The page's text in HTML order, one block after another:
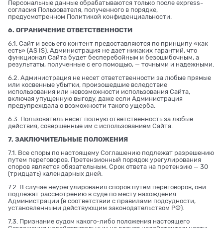
Персональные данные обрабатываются только после express-
согласия Пользователя, полученного в порядке,
предусмотренном Политикой конфиденциальности.
6. ОГРАНИЧЕНИЕ ОТВЕТСТВЕННОСТИ
6.1. Сайт и весь его контент предоставляются по принципу «как
есть» (AS IS). Администрация не дает никаких гарантий, что
функционал Сайта будет бесперебойным и безошибочным, а
результаты, полученные с его помощью, — точными и надежными.
6.2. Администрация не несет ответственности за любые прямые
или косвенные убытки, произошедшие вследствие
использования или невозможности использования Сайта,
включая упущенную выгоду, даже если Администрация
предупреждала о возможности такого ущерба.
6.3. Пользователь несет полную ответственность за любые
действия, совершенные им с использованием Сайта.
7. ЗАКЛЮЧИТЕЛЬНЫЕ ПОЛОЖЕНИЯ
7.1. Все споры по настоящему Соглашению подлежат разрешению
путем переговоров. Претензионный порядок урегулирования
споров является обязательным. Срок ответа на претензию — 30
(тридцать) календарных дней.
7.2. В случае неурегулирования споров путем переговоров, они
подлежат рассмотрению в суде по месту нахождения
Администрации (в соответствии с правилами подсудности,
установленными действующим законодательством РФ).
7.3. Признание судом какого-либо положения настоящего